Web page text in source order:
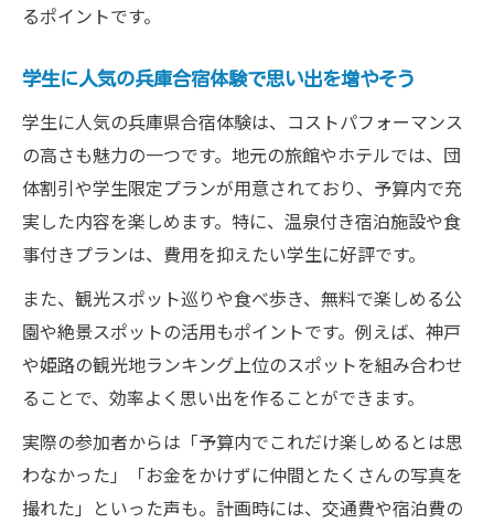
るポイントです。
学生に人気の兵庫合宿体験で思い出を増やそう
学生に人気の兵庫県合宿体験は、コストパフォーマンス
の高さも魅力の一つです。地元の旅館やホテルでは、団
体割引や学生限定プランが用意されており、予算内で充
実した内容を楽しめます。特に、温泉付き宿泊施設や食
事付きプランは、費用を抑えたい学生に好評です。
また、観光スポット巡りや食べ歩き、無料で楽しめる公
園や絶景スポットの活用もポイントです。例えば、神戸
や姫路の観光地ランキング上位のスポットを組み合わせ
ることで、効率よく思い出を作ることができます。
実際の参加者からは「予算内でこれだけ楽しめるとは思
わなかった」「お金をかけずに仲間とたくさんの写真を
撮れた」といった声も。計画時には、交通費や宿泊費の